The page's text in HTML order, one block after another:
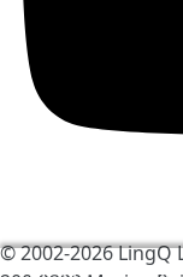
© 2002-2026LingQ